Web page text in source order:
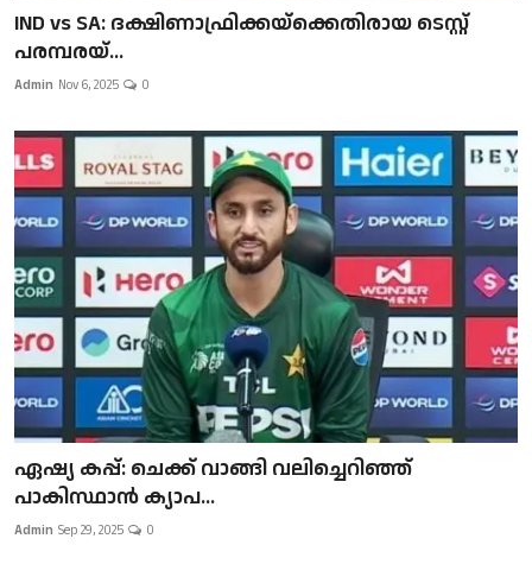
IND vs SA: ദക്ഷിണാഫ്രിക്കയ്‌ക്കെതിരായ ടെസ്റ്റ്
പരമ്പരയ്...
Admin Nov 6, 2025 0
ഏഷ്യ കപ്പ്: ചെക്ക് വാങ്ങി വലിച്ചെറിഞ്ഞ്
പാകിസ്ഥാൻ ക്യാപ...
Admin Sep 29, 2025 0